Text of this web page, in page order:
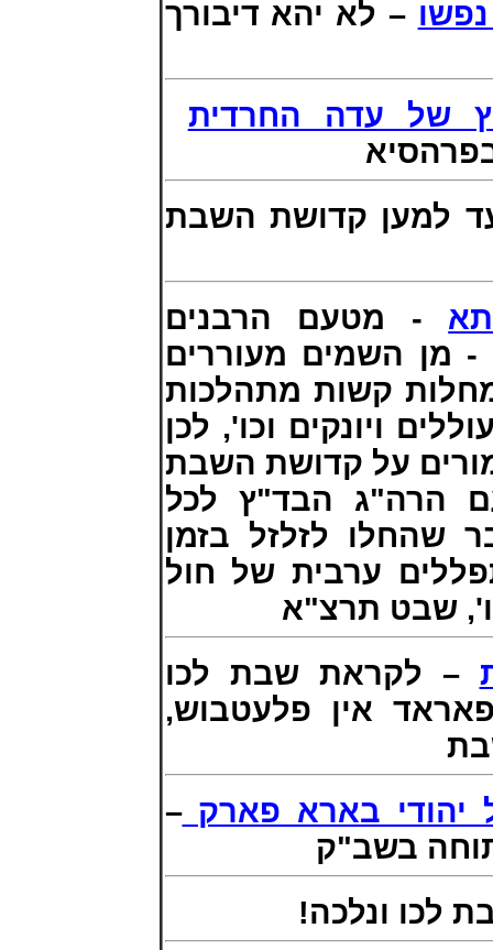
– לא יהא דיבורך
של עדה החרדית
למען קדושת השבת
- מטעם הרבנים
- מן השמים מעוררים
קשות מתהלכות
ויונקים וכו', לכן
על קדושת השבת
הרה"ג הבד"ץ לכל
שהחלו לזלזל בזמן
ערבית של חול
שבט תרצ"א
– לקראת שבת לכו
אין פלעטבוש,
יהודי בארא פארק–
בשב"ק
לכו ונלכה!